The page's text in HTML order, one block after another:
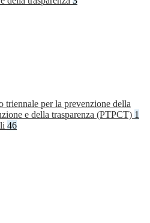
triennale per la prevenzione della
e della trasparenza (PTPCT) 1
46